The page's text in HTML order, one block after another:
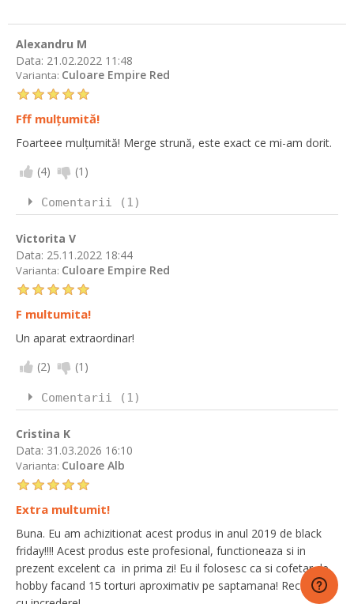
Alexandru M
Data: 21.02.2022 11:48
Varianta: Culoare Empire Red
Fff mulțumită!
Foarteee mulțumită! Merge strună, este exact ce mi-am dorit.
(4) (1 )
Comentarii (1)
Victorita V
Data: 25.11.2022 18:44
Varianta: Culoare Empire Red
F multumita!
Un aparat extraordinar!
(2) (1 )
Comentarii (1)
Cristina K
Data: 31.03.2026 16:10
Varianta: Culoare Alb
Extra multumit!
Buna. Eu am achizitionat acest produs in anul 2019 de black
friday!!!! Acest produs este profesional, functioneaza si in
prezent excelent ca in prima zi! Eu il folosesc ca si cofetar de
hobby facand 15 torturi aproximativ pe saptamana! Recomand